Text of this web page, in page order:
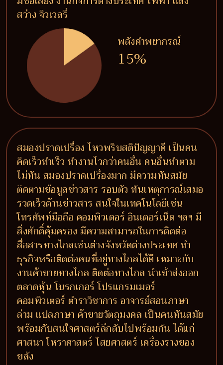
สว่าง จิวเวลรี่
พลังคำพยากรณ์
15%
สมองปราดเปรื่อง ไหวพริบสติปัญญาดี เป็นคน
คิดเร็วทำเร็ว ทำงานไวกว่าคนอื่น คนอื่นทำตาม
ไม่ทัน สมองปราดเปรื่องมาก มีความทันสมัย
ติดตามข้อมูลข่าวสาร รอบตัว ทันเหตุการณ์เสมอ
รวดเร็วด้านข่าวสาร สนใจในเทคโนโลยีเช่น
โทรศัพท์มือถือ คอมพิวเตอร์ อินเตอร์เน็ต ฯลฯ มี
สิ่งศักดิ์คุ้มครอง มีความสามารถในการติดต่อ
สื่อสารทางไกลเช่นต่างจังหวัดต่างประเทศ ทำ
ธุรกิจหรือติดต่อคนที่อยู่ทางไกลได้ดี เหมาะกับ
งานค้าขายทางไกล ติดต่อทางไกล นำเข้าส่งออก
ตลาดหุ้น โบรกเกอร์ โปรแกรมเมอร์
คอมพิวเตอร์ ตำราวิชาการ อาจารย์สอนภาษา
ล่าม แปลภาษา ค้าขายวัตถุมงคล เป็นคนทันสมัย
พร้อมกับสนใจศาสตร์ลึกลับไปพร้อมกัน ได้แก่
ศาสนา โหราศาสตร์ ไสยศาสตร์ เครื่องรางของ
ขลัง